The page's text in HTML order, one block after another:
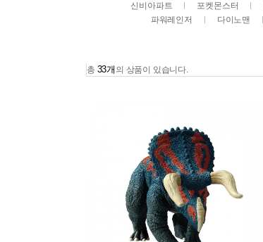
신비아파트 포켓몬스터
파워레인저
다이노맨
총 33개 의 상품이 있습니다.